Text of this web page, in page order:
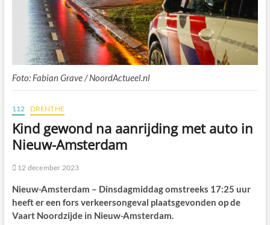
Foto: Fabian Grave / NoordActueel.nl
112 DRENTHE
Kind gewond na aanrijding met auto in
Nieuw-Amsterdam
12 december 2023
Nieuw-Amsterdam – Dinsdagmiddag omstreeks 17:25 uur
heeft er een fors verkeersongeval plaatsgevonden op de
Vaart Noordzijde in Nieuw-Amsterdam.